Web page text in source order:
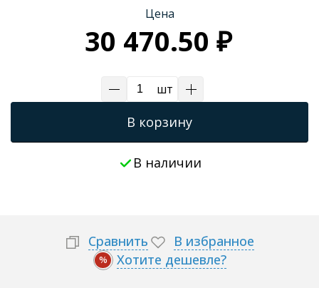
Трапы для душевых
Цена
30 470.50 ₽
шт
В корзину
В наличии
Сравнить В избранное
% Хотите дешевле?